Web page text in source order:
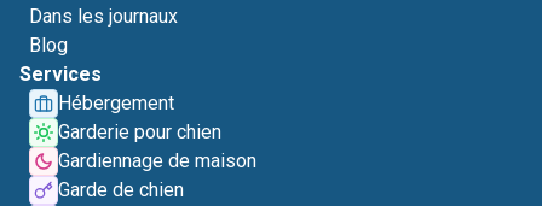
Dans les journaux
Blog
Services
Hébergement
Garderie pour chien
Gardiennage de maison
Garde de chien